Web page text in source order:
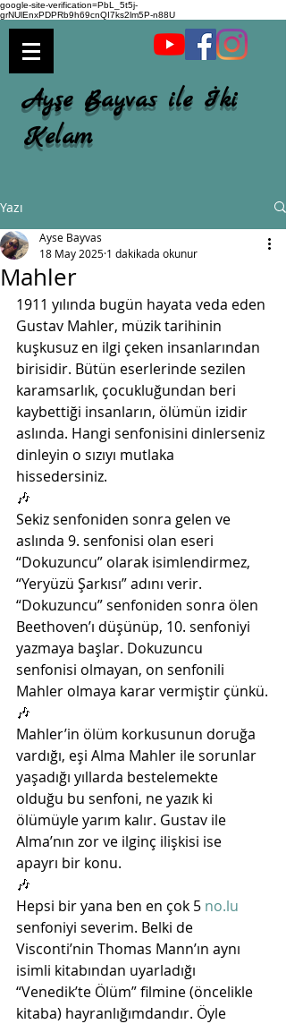
google-site-verification=PbL_5t5j-
grNUlEnxPDPRb9h69cnQI7ks2lm5P-n88U
Ayşe Bayvas ile İki
Kelam
Yazı
Mahler
Ayse Bayvas
18 May 2025 1 dakikada okunur
1911 yılında bugün hayata veda eden
Gustav Mahler, müzik tarihinin
kuşkusuz en ilgi çeken insanlarından
birisidir. Bütün eserlerinde sezilen
karamsarlık, çocukluğundan beri
kaybettiği insanların, ölümün izidir
aslında. Hangi senfonisini dinlerseniz
dinleyin o sızıyı mutlaka
hissedersiniz.
🎶
Sekiz senfoniden sonra gelen ve
aslında 9. senfonisi olan eseri
“Dokuzuncu” olarak isimlendirmez,
“Yeryüzü Şarkısı” adını verir.
“Dokuzuncu” senfoniden sonra ölen
Beethoven’ı düşünüp, 10. senfoniyi
yazmaya başlar. Dokuzuncu
senfonisi olmayan, on senfonili
Mahler olmaya karar vermiştir çünkü.
🎶
Mahler’in ölüm korkusunun doruğa
vardığı, eşi Alma Mahler ile sorunlar
yaşadığı yıllarda bestelemekte
olduğu bu senfoni, ne yazık ki
ölümüyle yarım kalır. Gustav ile
Alma’nın zor ve ilginç ilişkisi ise
apayrı bir konu.
🎶
Hepsi bir yana ben en çok 5 no.lu
senfoniyi severim. Belki de
Visconti’nin Thomas Mann’ın aynı
isimli kitabından uyarladığı
“Venedik’te Ölüm” filmine (öncelikle
kitaba) hayranlığımdandır. Öyle